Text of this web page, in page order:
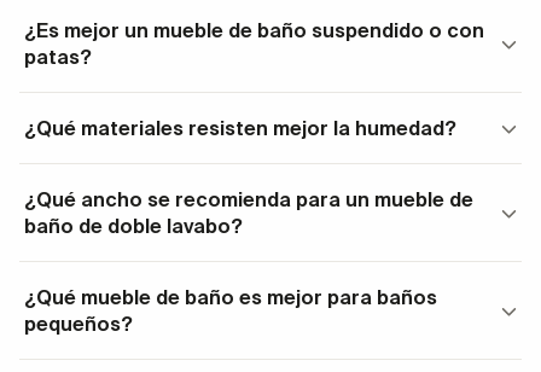
¿Es mejor un mueble de baño suspendido o con
patas?
¿Qué materiales resisten mejor la humedad?
¿Qué ancho se recomienda para un mueble de
baño de doble lavabo?
¿Qué mueble de baño es mejor para baños
pequeños?